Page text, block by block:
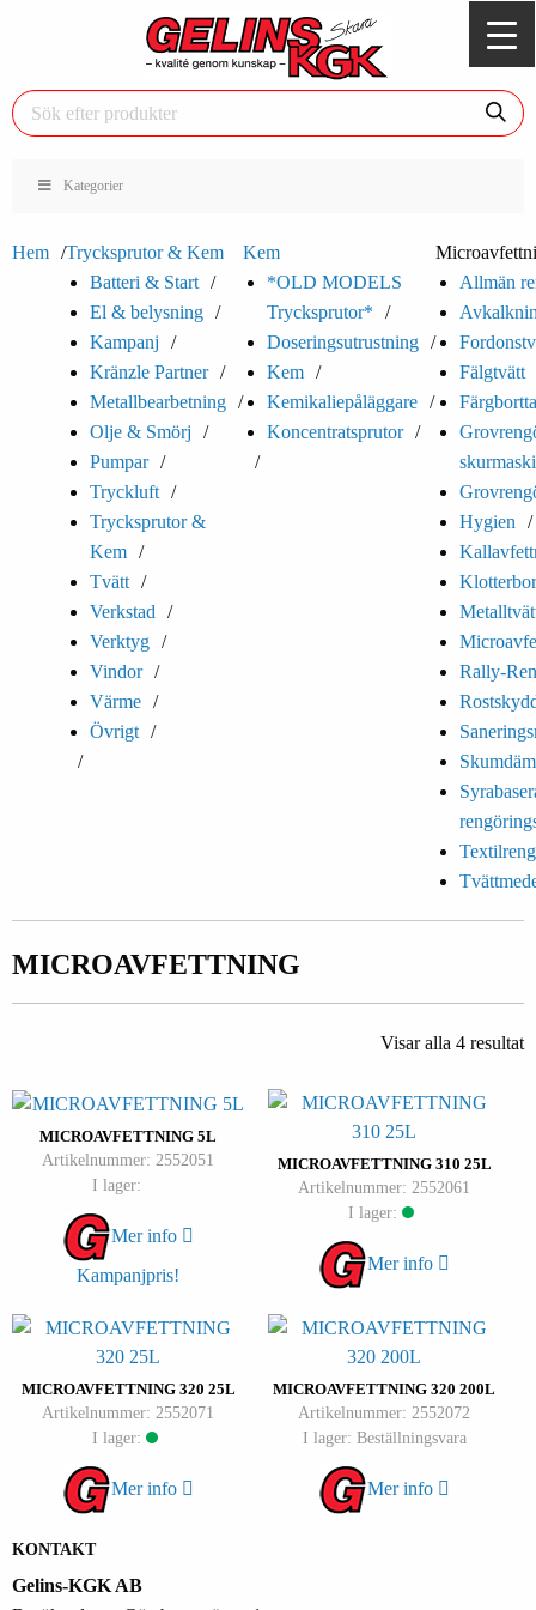
Kategorier
Hem
Trycksprutor & Kem
Batteri & Start
El & belysning
Kampanj
Kränzle Partner
Metallbearbetning
Olje & Smörj
Pumpar
Tryckluft
Trycksprutor &
Kem
Tvätt
Verkstad
Verktyg
Vindor
Värme
Övrigt
Kem
*OLD MODELS
Trycksprutor*
Doseringsutrustning
Kem
Kemikaliepåläggare
Koncentratsprutor
Allmän
Fälgtvätt
Hygien
Rally-
MICROAVFETTNING
Visar alla 4 resultat
MICROAVFETTNING 5L
Artikelnummer: 2552051
I lager:
Mer info
Kampanjpris!
MICROAVFETTNING 310 25L
Artikelnummer: 2552061
I lager:
Mer info
MICROAVFETTNING 320 25L
Artikelnummer: 2552071
I lager:
Mer info
MICROAVFETTNING 320 200L
Artikelnummer: 2552072
I lager: Beställningsvara
Mer info
KONTAKT
Gelins-KGK AB